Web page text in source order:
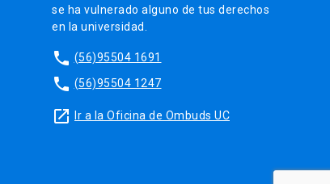
se ha vulnerado alguno de tus derechos
en la universidad.
phone (56)95504 1691
phone (56)95504 1247
launch Ir a la Oficina de Ombuds UC